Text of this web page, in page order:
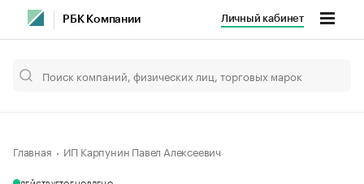
РБК Компании Личный кабинет
Главная ИП Карпунин Павел Алексеевич